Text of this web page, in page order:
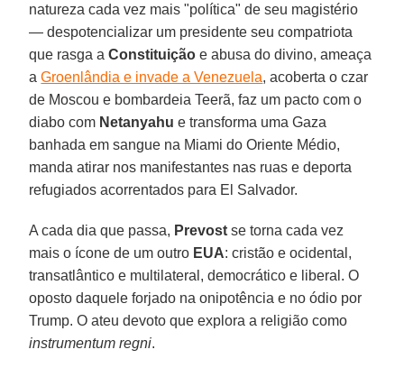
natureza cada vez mais "política" de seu magistério
— despotencializar um presidente seu compatriota
que rasga aConstituição e abusa do divino, ameaça
aGroenlândia e invade a Venezuela, acoberta o czar
de Moscou e bombardeia Teerã, faz um pacto com o
diabo com Netanyahu e transforma uma Gaza
banhada em sangue na Miami do Oriente Médio,
manda atirar nos manifestantes nas ruas e deporta
refugiados acorrentados para El Salvador.
A cada dia que passa, Prevost se torna cada vez
mais o ícone de um outro EUA: cristão e ocidental,
transatlântico e multilateral, democrático e liberal. O
oposto daquele forjado na onipotência e no ódio por
Trump. O ateu devoto que explora a religião como
instrumentum regni.